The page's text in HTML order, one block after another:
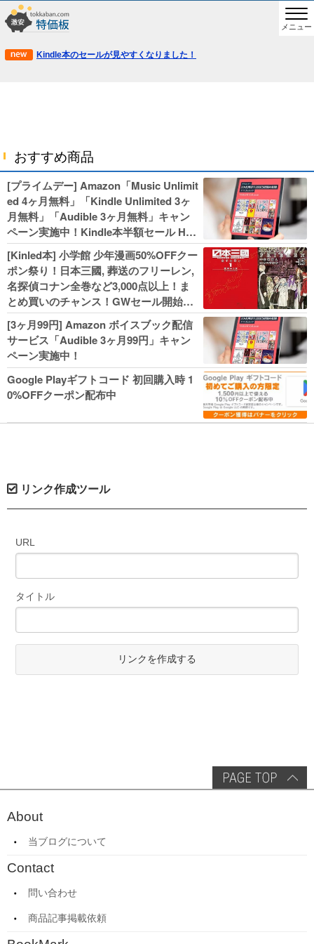
メニュー
Kindle本のセールが見やすくなりました！
おすすめ商品
[プライムデー] Amazon「Music Unlimit
ed 4ヶ月無料」「Kindle Unlimited 3ヶ
月無料」「Audible 3ヶ月無料」キャン
ペーン実施中！Kindle本半額セール HU
NTER×HUNTERなど集英社、無職転生,
幼女戦記などKADOKAWA、キャプテン
翼100円セールも！
[Kinled本] 小学館 少年漫画50%OFFクー
ポン祭り！日本三國, 葬送のフリーレン,
名探偵コナン全巻など3,000点以上！ま
とめ買いのチャンス！GWセール開始！
人気コミック多数 カドカワ祭やIT関連本
がセールに！
[3ヶ月99円] Amazon ボイスブック配信
サービス「Audible 3ヶ月99円」キャン
ペーン実施中！
Google Playギフトコード 初回購入時 1
0%OFFクーポン配布中
リンク作成ツール
URL
タイトル
リンクを作成する
About
当ブログについて
Contact
問い合わせ
商品記事掲載依頼